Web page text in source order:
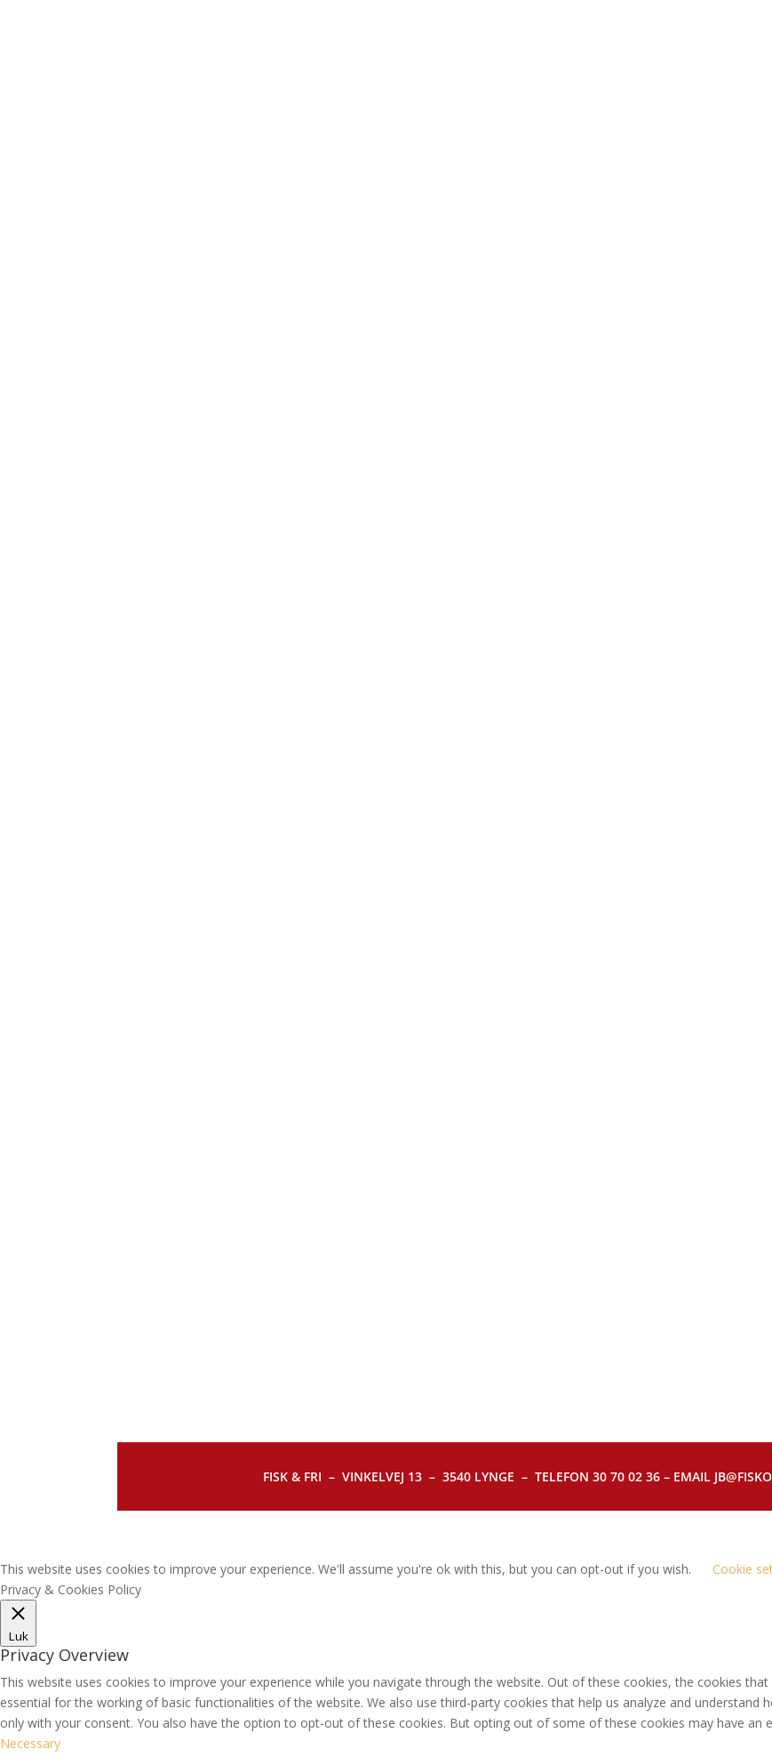
FISK & FRI – VINKELVEJ 13 – 3540 LYNGE – TELEFON 30 70 02 36 – EMAIL
This website uses cookies to improve your experience. We'll assume you're ok with this, but you can opt-out if you wish. Cookie
Privacy & Cookies Policy
Luk
Privacy Overview
This website uses cookies to improve your experience while you navigate through the website. Out of these cookies, the cookies
essential for the working of basic functionalities of the website. We also use third-party cookies that help us analyze and
only with your consent. You also have the option to opt-out of these cookies. But opting out of some of these cookies may have an
Necessary